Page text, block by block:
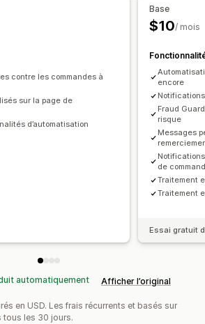
des données
Flux de travail personnalisés
contre les commandes à
sur la page de
d’automatisation
Base
$10/ mois
encore
Fraud
risque
Messages
de
Traitement
Traitement
Essai gratuit
automatiquement Afficher l’original
en USD. Les frais récurrents et basés sur
tous les 30 jours.